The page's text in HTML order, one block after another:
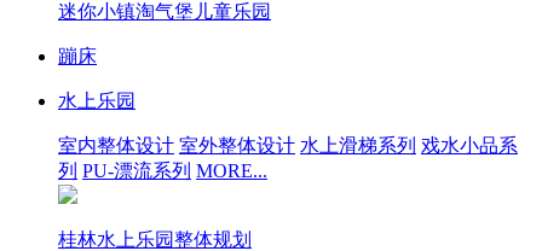
迷你小镇淘气堡儿童乐园
蹦床
水上乐园
室内整体设计 室外整体设计 水上滑梯系列 戏水小品系
列 PU-漂流系列 MORE...
桂林水上乐园整体规划